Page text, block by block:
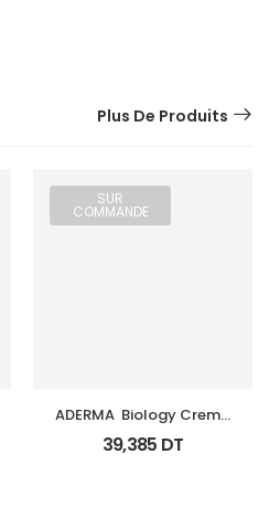
Plus De Produits
SUR
COMMANDE
ADERMA  Biology Creme
Legere Hyd Tb 0Ml
39,385 DT